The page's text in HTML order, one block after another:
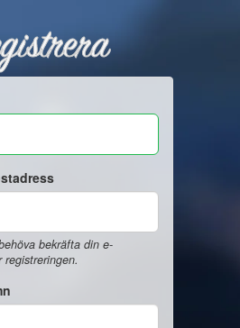
bekräfta din e-
registreringen.